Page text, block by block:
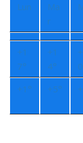
Lun
Ma
r
+1
7°
+1
4°
+
+1° +5° +